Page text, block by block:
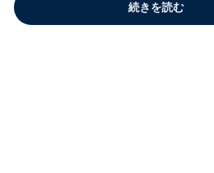
続きを読む